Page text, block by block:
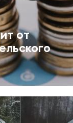
от